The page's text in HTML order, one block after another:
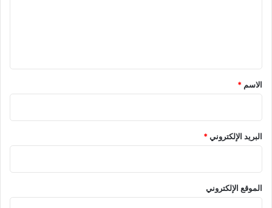
*
الاسم *
البريد الإلكتروني*
الموقع الإلكتروني